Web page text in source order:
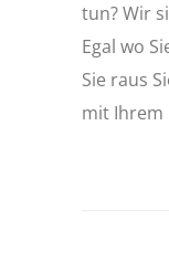
tun? Wir
Egal wo
Sie raus
mit Ihrem